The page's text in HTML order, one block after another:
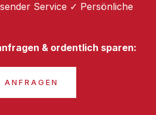
Service ✓ Persönliche
& ordentlich sparen: